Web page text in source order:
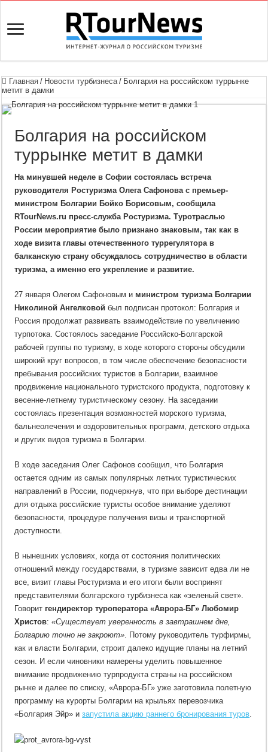
Главная / Новости турбизнеса / Болгария на российском туррынке
метит в дамки
Болгария на российском
туррынке метит в дамки
На минувшей неделе в Софии состоялась встреча
руководителя Ростуризма Олега Сафонова с премьер-
министром Болгарии Бойко Борисовым, сообщила
RTourNews.ru пресс-служба Ростуризма. Туротраслью
России мероприятие было признано знаковым, так как в
ходе визита главы отечественного туррегулятора в
балканскую страну обсуждалось сотрудничество в области
туризма, а именно его укрепление и развитие.
27 января Олегом Сафоновым и министром туризма Болгарии
Николиной Ангелковой был подписан протокол: Болгария и
Россия продолжат развивать взаимодействие по увеличению
турпотока. Состоялось заседание Российско-Болгарской
рабочей группы по туризму, в ходе которого стороны обсудили
широкий круг вопросов, в том числе обеспечение безопасности
пребывания российских туристов в Болгарии, взаимное
продвижение национального туристского продукта, подготовку к
весенне-летнему туристическому сезону. На заседании
состоялась презентация возможностей морского туризма,
бальнеолечения и оздоровительных программ, детского отдыха
и других видов туризма в Болгарии.
В ходе заседания Олег Сафонов сообщил, что Болгария
остается одним из самых популярных летних туристических
направлений в России, подчеркнув, что при выборе дестинации
для отдыха российские туристы особое внимание уделяют
безопасности, процедуре получения визы и транспортной
доступности.
В нынешних условиях, когда от состояния политических
отношений между государствами, в туризме зависит едва ли не
все, визит главы Ростуризма и его итоги были воспринят
представителями болгарского турбизнеса как «зеленый свет».
Говорит гендиректор туроператора «Аврора-БГ» Любомир
Христов:«Существует уверенность в завтрашнем дне,
Болгарию точно не закроют». Потому руководитель турфирмы,
как и власти Болгарии, строит далеко идущие планы на летний
сезон. И если чиновники намерены уделить повышенное
внимание продвижению турпродукта страны на российском
рынке и далее по списку, «Аврора-БГ» уже заготовила полетную
программу на курорты Болгарии на крыльях перевозчика
«Болгария Эйр» изапустила акцию раннего бронирования туров.